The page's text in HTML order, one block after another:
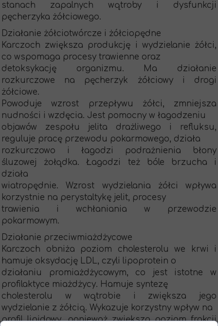
stanach zapalnych wątroby i dysfunkcji
pęcherzyka żółciowego.
Działanie żółciotwórcze i żółciopędne
Karczoch zwiększa produkcję i wydzielanie żółci,
co wspomaga procesy trawienne oraz
detoksykację organizmu. Ma działanie
rozkurczowe na pęcherzyk żółciowy i drogi
żółciowe.
Powoduje wzrost przepływu żółci, zmniejsza
nudności i wzdęcia. Jest pomocny w łagodzeniu
objawów zespołu jelita drażliwego i refluksu,
reguluje pracę przewodu pokarmowego, działa
rozkurczowo i łagodzi podrażnienia błony
śluzowej żołądka. Łagodzi też bóle brzucha i
działa
wiatropędnie. Wzrost wydzielania żółci wpływa
korzystnie na perystaltykę jelit, procesy
trawienia i wchłaniania w przewodzie
pokarmowym.
Działanie przeciwmiażdżycowe
Karczoch obniża poziom cholesterolu we krwi i
hamuje oksydację LDL, czyli lipoprotein o
działaniu promiażdżycowym, co jest istotne w
profilaktyce miażdżycy. Hamuje syntezę
cholesterolu w wątrobie i zwiększa jego
wydzielanie z żółcią. Wykazuje korzystny wpływ na
profil lipidowy, ponieważ zwiększa poziom frakcji